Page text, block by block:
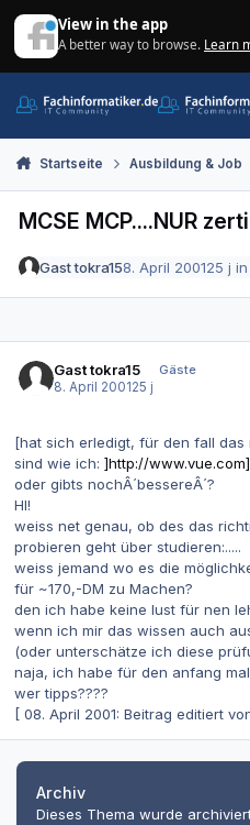
View in the app
A better way to browse. Learn
Startseite Ausbildung & Job
MCSE MCP....NUR
Gast tokra158. April 200125 j
Gast tokra15
Gäste
8. April 2001 25 j
[hat sich erledigt, für den fall
sind wie ich: ]http://www.vue.com]
oder gibts nochÂ´bessereÂ´?
HI!
weiss net genau, ob des das
probieren geht über studieren:.....
weiss jemand wo es die
für ~170,-DM zu Machen?
den ich habe keine lust für nen
wenn ich mir das wissen auch
(oder unterschätze ich diese
naja, ich habe für den anfang
wer tipps????
[ 08. April 2001: Beitrag editiert
Archiv
Dieses Thema wurde